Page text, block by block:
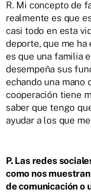
R. Mi concepto de
realmente es que
casi todo en esta
deporte, que me ha
es que una familia
desempeña sus
echando una mano
cooperación tiene
saber que tengo
ayudar a los que
P. Las redes
como nos
de comunicación o